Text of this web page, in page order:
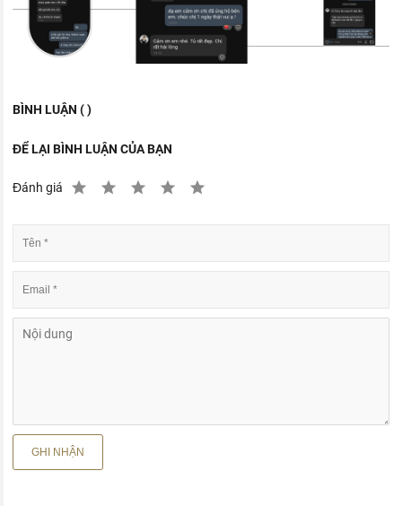
BÌNH LUẬN ( )
ĐỂ LẠI BÌNH LUẬN CỦA BẠN
Đánh giá